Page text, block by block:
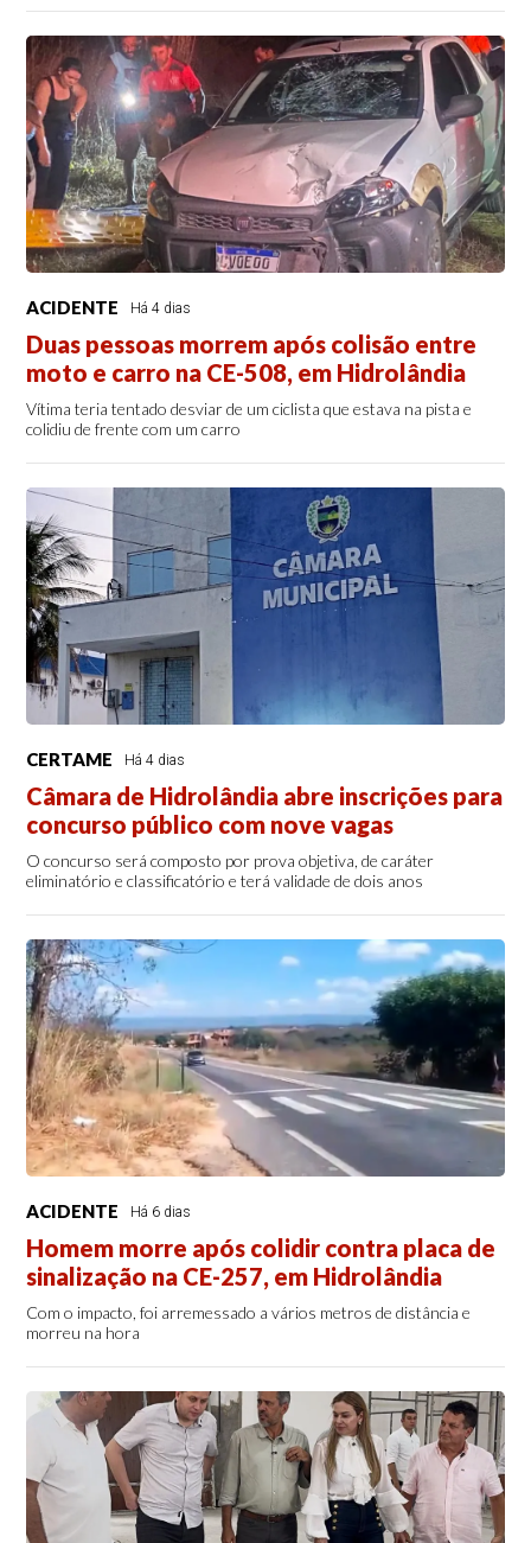
ACIDENTE Há 4 dias
Duas pessoas morrem após colisão entre
moto e carro na CE-508, em Hidrolândia
Vítima teria tentado desviar de um ciclista que estava na pista e
colidiu de frente com um carro
CERTAME Há 4 dias
Câmara de Hidrolândia abre inscrições para
concurso público com nove vagas
O concurso será composto por prova objetiva, de caráter
eliminatório e classificatório e terá validade de dois anos
ACIDENTE Há 6 dias
Homem morre após colidir contra placa de
sinalização na CE-257, em Hidrolândia
Com o impacto, foi arremessado a vários metros de distância e
morreu na hora